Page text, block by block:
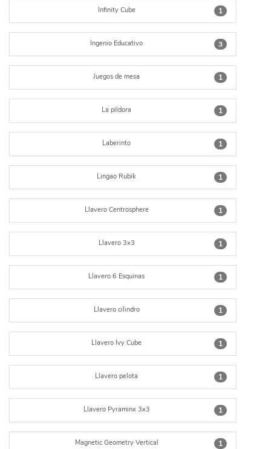
1
Infinity Cube
3
Ingenio Educativo
1
Juegos de mesa
1
La pildora
1
Laberinto
1
Lingao Rubik
1
Llavero Centrosphere
1
Llavero 3x3
1
Llavero 6 Esquinas
1
Llavero cilindro
1
Llavero Ivy Cube
1
Llavero pelota
1
Llavero Pyraminx 3x3
1
Magnetic Geometry Vertical